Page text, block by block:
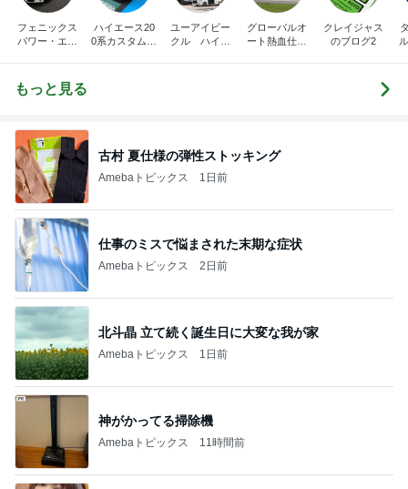
フェニックス
パワー・エチ
ハイエース20
0系カスタム車
ユーアイビー
クル ハイエ
グローバルオ
ート熱血仕入
クレイジャス
のブログ2
もっと見る
古村 夏仕様の弾性ストッキング
Amebaトピックス 1日前
仕事のミスで悩まされた末期な症状
Amebaトピックス 2日前
北斗晶 立て続く誕生日に大変な我が家
Amebaトピックス 1日前
神がかってる掃除機
Amebaトピックス 11時間前